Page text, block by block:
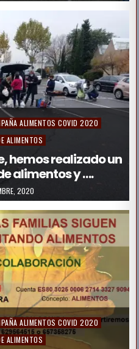
ALIMENTOS COVID 2020
ALIMENTOS
hemos realizado un
alimentos y ….
2020
ALIMENTOS COVID 2020
ALIMENTOS